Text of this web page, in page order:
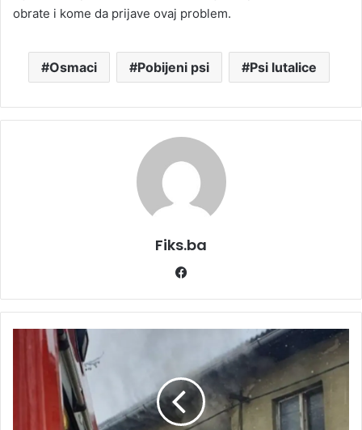
obrate i kome da prijave ovaj problem.
Osmaci Pobijeni psi Psi lutalice
Fiks.ba
Svirepo
ubistvo
Prijedoru: